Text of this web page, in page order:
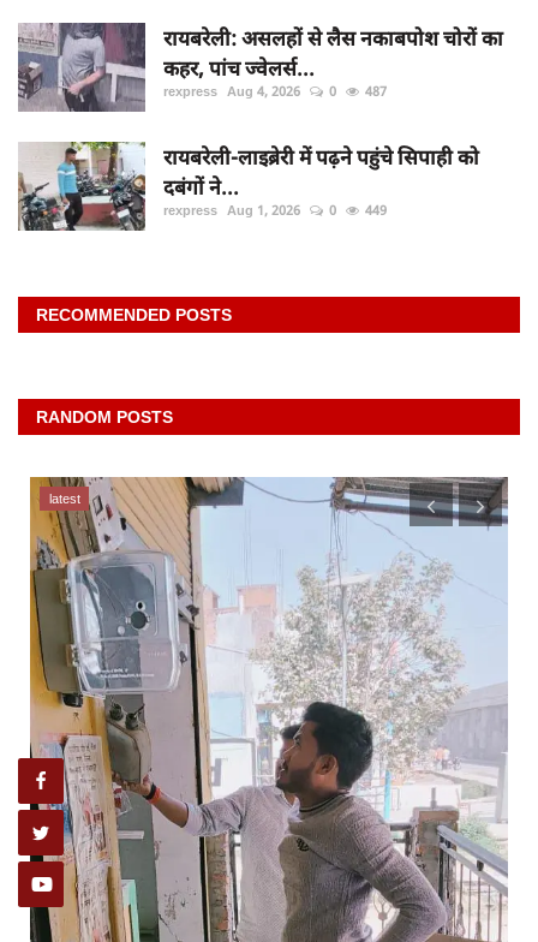
रायबरेली: असलहों से लैस नकाबपोश चोरों का
कहर, पांच ज्वेलर्स...
rexpress Aug 4, 2026 0 487
रायबरेली-लाइब्रेरी में पढ़ने पहुंचे सिपाही को
दबंगों ने...
rexpress Aug 1, 2026 0 449
RECOMMENDED POSTS
RANDOM POSTS
latest